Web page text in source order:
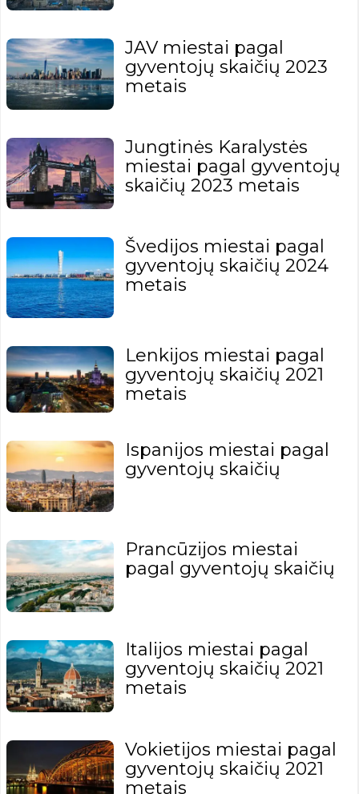
JAV miestai pagal
gyventojų skaičių 2023
metais
Jungtinės Karalystės
miestai pagal gyventojų
skaičių 2023 metais
Švedijos miestai pagal
gyventojų skaičių 2024
metais
Lenkijos miestai pagal
gyventojų skaičių 2021
metais
Ispanijos miestai pagal
gyventojų skaičių
Prancūzijos miestai
pagal gyventojų skaičių
Italijos miestai pagal
gyventojų skaičių 2021
metais
Vokietijos miestai pagal
gyventojų skaičių 2021
metais